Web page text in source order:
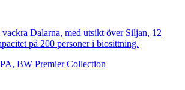
Dalarna, med utsikt över Siljan, 12
på 200 personer i biosittning.
BW Premier Collection